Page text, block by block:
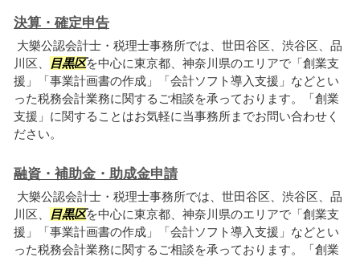
決算・確定申告
大樂公認会計士・税理士事務所では、世田谷区、渋谷区、品
川区、
目黒区を中心に東京都、神奈川県のエリアで「創業支
援」「事業計画書の作成」「会計ソフト導入支援」などとい
った税務会計業務に関するご相談を承っております。「創業
支援」に関することはお気軽に当事務所までお問い合わせく
ださい。
融資・補助金・助成金申請
大樂公認会計士・税理士事務所では、世田谷区、渋谷区、品
川区、
目黒区を中心に東京都、神奈川県のエリアで「創業支
援」「事業計画書の作成」「会計ソフト導入支援」などとい
った税務会計業務に関するご相談を承っております。「創業